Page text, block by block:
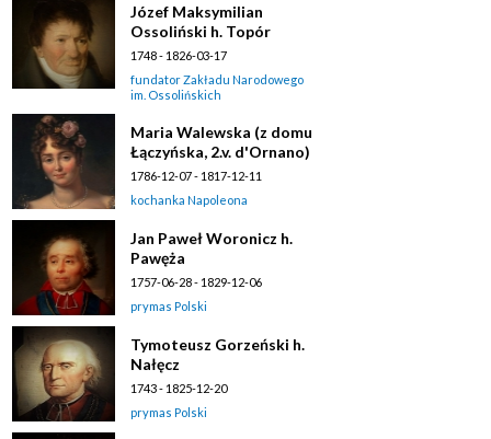
Józef Maksymilian
Ossoliński h. Topór
1748 - 1826-03-17
fundator Zakładu Narodowego
im. Ossolińskich
Maria Walewska (z domu
Łączyńska, 2.v. d'Ornano)
1786-12-07 - 1817-12-11
kochanka Napoleona
Jan Paweł Woronicz h.
Pawęża
1757-06-28 - 1829-12-06
prymas Polski
Tymoteusz Gorzeński h.
Nałęcz
1743 - 1825-12-20
prymas Polski